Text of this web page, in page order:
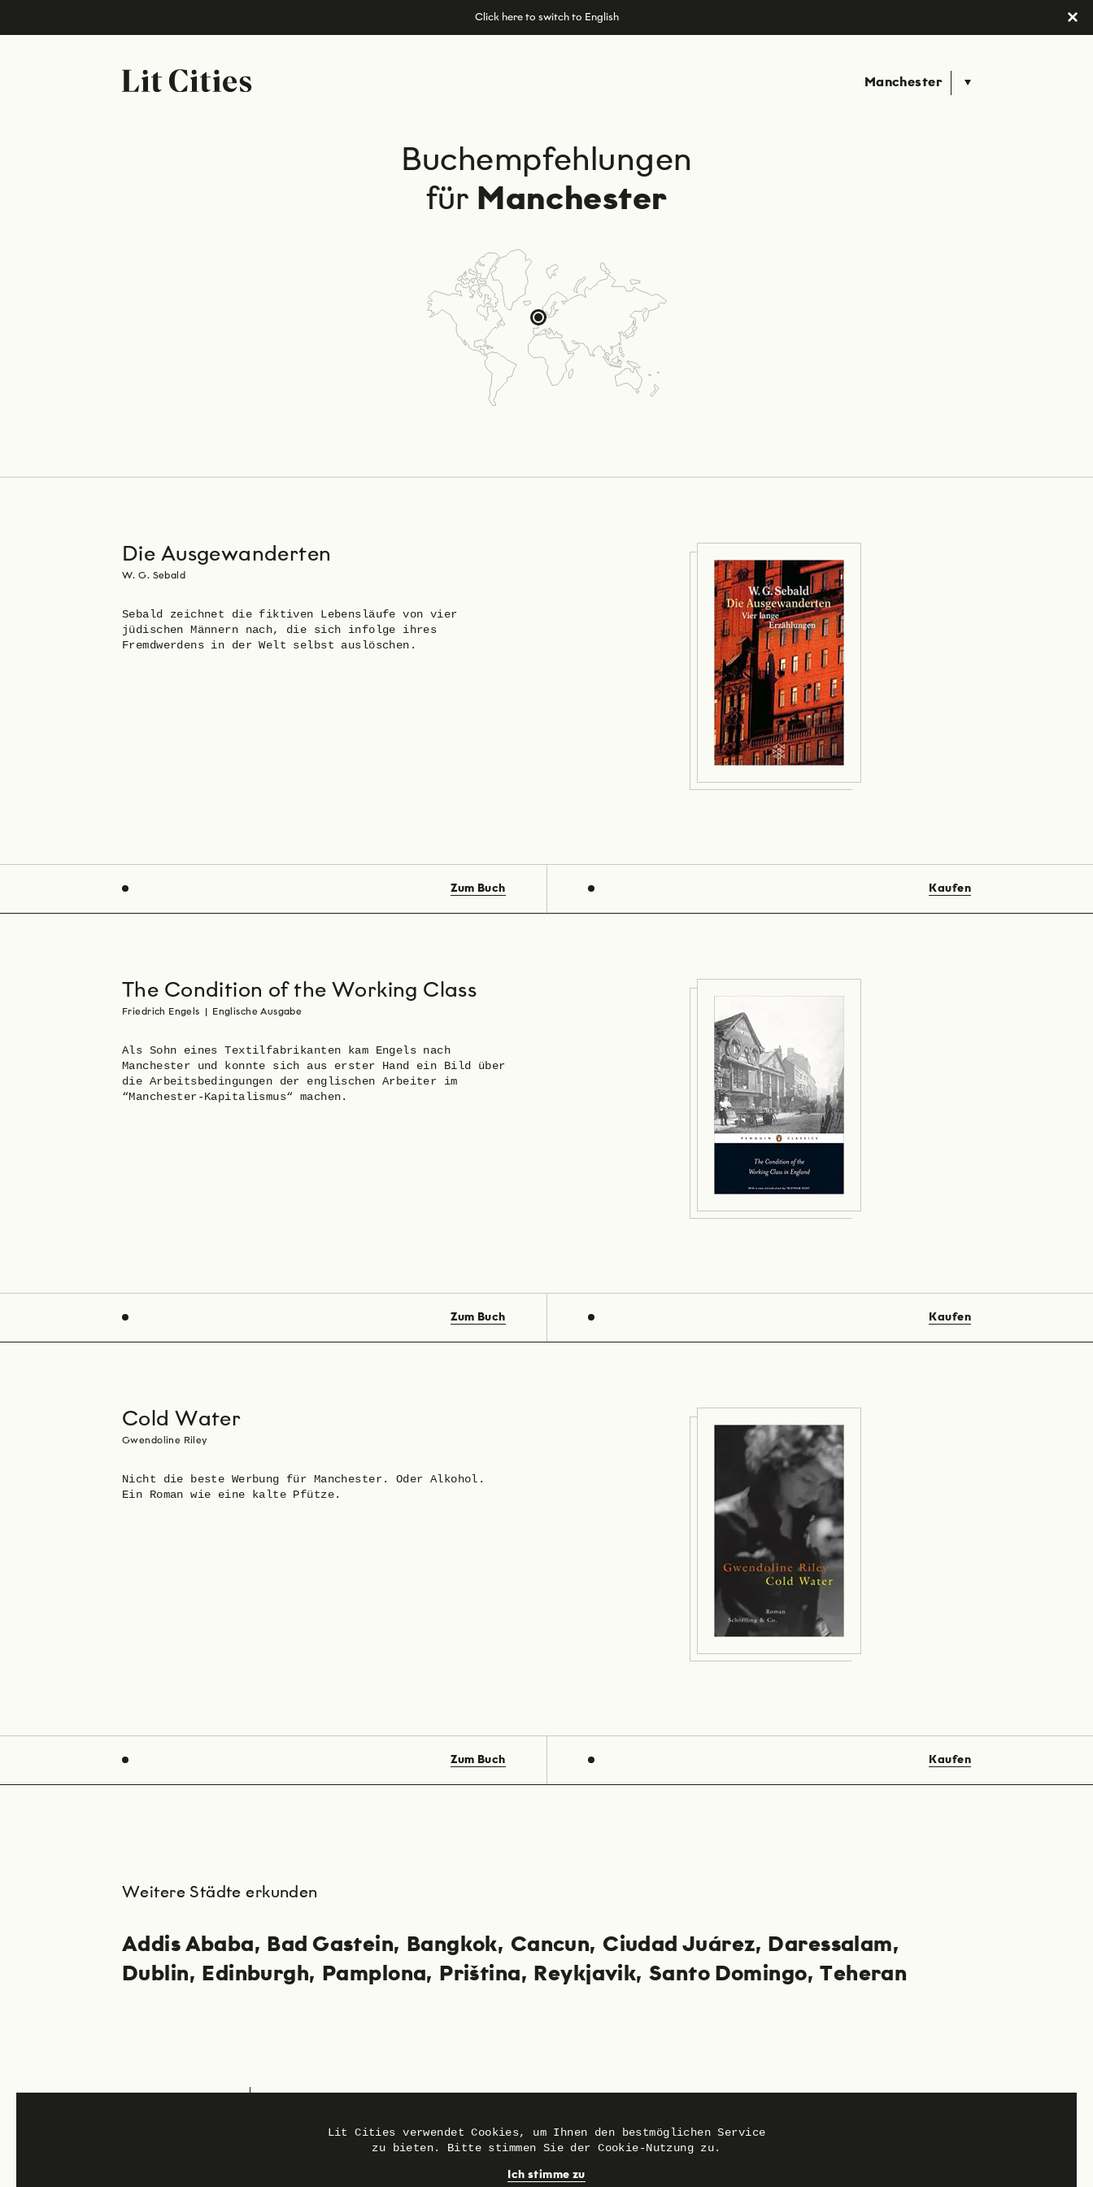
Manchester
Buchempfehlungen
für Manchester
Die Ausgewanderten
W. G. Sebald
Sebald zeichnet die fiktiven Lebensläufe von vier
jüdischen Männern nach, die sich infolge ihres
Fremdwerdens in der Welt selbst auslöschen.
Zum Buch Kaufen
The Condition of the Working Class
Friedrich Engels Englische Ausgabe
Als Sohn eines Textilfabrikanten kam Engels nach
Manchester und konnte sich aus erster Hand ein Bild über
die Arbeitsbedingungen der englischen Arbeiter im
“Manchester-Kapitalismus“ machen.
Zum Buch Kaufen
Cold Water
Gwendoline Riley
Nicht die beste Werbung für Manchester. Oder Alkohol.
Ein Roman wie eine kalte Pfütze.
Zum Buch Kaufen
Weitere Städte erkunden
Addis Ababa Bad Gastein Bangkok Cancun Ciudad Juárez
Daressalam
Dublin
Edinburgh Pamplona Priština Reykjavik Santo Domingo Teheran
© Lit Cities 2026
Click here to switch to English
Lit Cities verwendet Cookies, um Ihnen den bestmöglichen Service
zu bieten. Bitte stimmen Sie der Cookie-Nutzung zu.
Ich stimme zu